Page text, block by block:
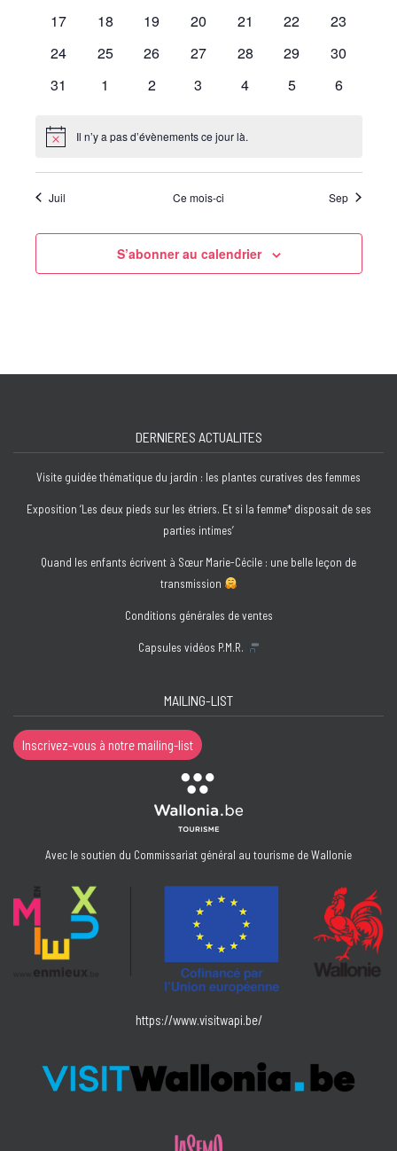
0
17
0
18
0
19
0
20
0
21
0
22
0
23
0
24
0
25
0
26
0
27
0
28
0
29
0
30
0
31
0
1
0
2
0
3
0
4
0
5
0
6
Notice Il n’y a pas d’évènements ce jour là.
Juil Ce mois-ci Sep
S’abonner au calendrier
DERNIERES ACTUALITES
Visite guidée thématique du jardin : les plantes curatives des femmes
Exposition ‘Les deux pieds sur les étriers. Et si la femme* disposait de ses
parties intimes’
Quand les enfants écrivent à Sœur Marie-Cécile : une belle leçon de
transmission
Conditions générales de ventes
Capsules vidéos P.M.R.
MAILING-LIST
Inscrivez-vous à notre mailing-list
Avec le soutien du Commissariat général au tourisme de Wallonie
https://www.visitwapi.be/